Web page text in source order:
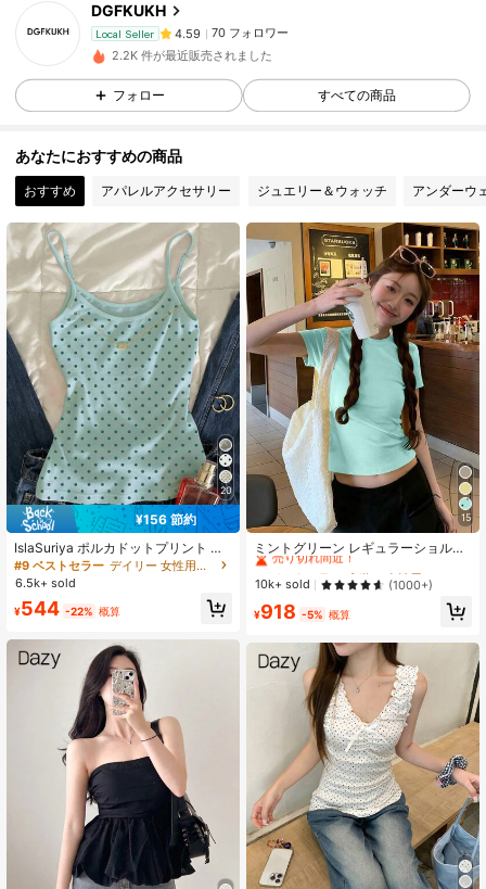
DGFKUKH
Local Seller 4.59
70 フォロワー
H***E が1日前 にフォローしました
4.59 70 フォロワー
4.59 70 フォロワー
4.59 70 フォロワー
4.59 70 フォロワー
4.59 70 フォロワー
4.59 70 フォロワー
2.2K 件が最近販売されました
フォロー すべての商品
あなたにおすすめの商品
おすすめ アパレルアクセサリー ジュエリー＆ウォッチ アンダーウ
20
¥156 節約
IslaSuriya ポルカドットプリント ク
ルーネック ボディコン キャミソール
レディース カジュアル 夏用
#9 ベストセラー
デイリー 女性用タンクトップ&キャミス
6.5k+ sold
¥544 -22% 概算
15
ミントグリーン レギュラーショルダ
ー 半袖Tシャツ レディース、夏、ラ
ウンドネック、スリムフィット、シ
ックなアメリカンスタイル 多用途 セ
クシー トップス カジュアル、クリー
ンガール エステティック
#1 ベストセラー
売り切れ間近！
#1 ベストセラー
売り切れ間近！
#1 ベストセラー
売り切れ間近！
#1 ベストセラー
売り切れ間近！
10k+ sold (1000+)
¥918 -5% 概算